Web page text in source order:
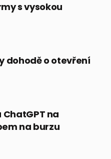
s vysokou
dohodě o otevření
na
na burzu